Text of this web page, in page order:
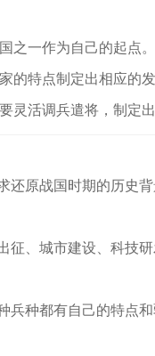
之一作为自己的起点
的特点制定出相应的
灵活调兵遣将，制定出
原战国时期的历史
征、城市建设、科技
种都有自己的特点